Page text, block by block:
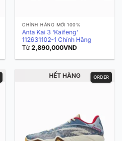
CHÍNH HÃNG MỚI 100%
Anta Kai 3 ‘Kaifeng’
112631102-1 Chính Hãng
Từ2,890,000VND
ORDER
HẾT HÀNG